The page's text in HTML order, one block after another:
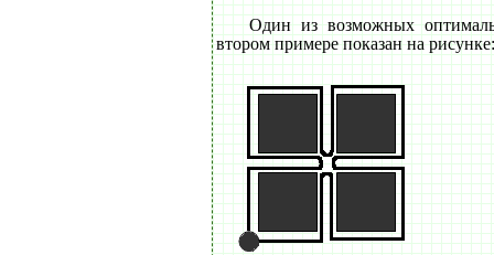
Один из возможных
втором примере показан на рисунке: